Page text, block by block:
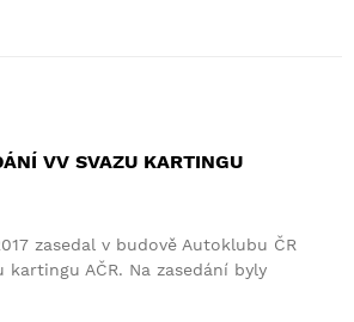
VV SVAZU KARTINGU
zasedal v budově Autoklubu ČR
kartingu AČR. Na zasedání byly